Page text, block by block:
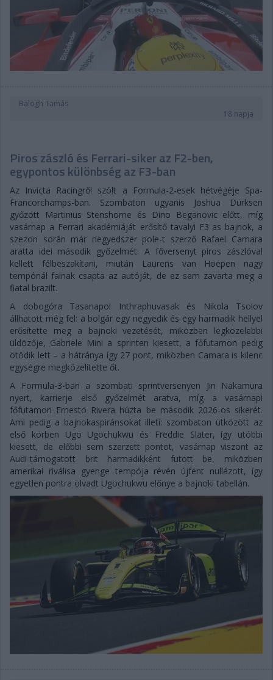
Balogh Tamás
18 napja
Piros zászló és Ferrari-siker az F2-ben,
egypontos különbség az F3-ban
Az Invicta Racingről szólt a Formula-2-esek hétvégéje Spa-
Francorchamps-ban. Szombaton ugyanis Joshua Dürksen
győzött Martinius Stenshorne és Dino Beganovic előtt, míg
vasárnap a Ferrari akadémiáját erősítő tavalyi F3-as bajnok, a
szezon során már negyedszer pole-t szerző Rafael Camara
aratta idei második győzelmét. A főversenyt piros zászlóval
kellett félbeszakítani, miután Laurens van Hoepen nagy
tempónál falnak csapta az autóját, de ez sem zavarta meg a
fiatal brazilt.
A dobogóra Tasanapol Inthraphuvasak és Nikola Tsolov
állhatott még fel: a bolgár egy negyedik és egy harmadik hellyel
erősítette meg a bajnoki vezetését, miközben legközelebbi
üldözője, Gabriele Mini a sprinten kiesett, a főfutamon pedig
ötödik lett – a hátránya így 27 pont, miközben Camara is kilenc
egységre megközelítette őt.
A Formula-3-ban a szombati sprintversenyen Jin Nakamura
nyert, karrierje első győzelmét aratva, míg a vasárnapi
főfutamon Ernesto Rivera húzta be második 2026-os sikerét.
Ami pedig a bajnokaspiránsokat illeti: szombaton ütközött az
első körben Ugo Ugochukwu és Freddie Slater, így utóbbi
kiesett, de előbbi sem szerzett pontot, vasárnap viszont az
Audi-támogatott brit harmadikként futott be, miközben
amerikai riválisa gyenge tempója révén újfent nullázott, így
egyetlen pontra olvadt Ugochukwu előnye a bajnoki tabellán.